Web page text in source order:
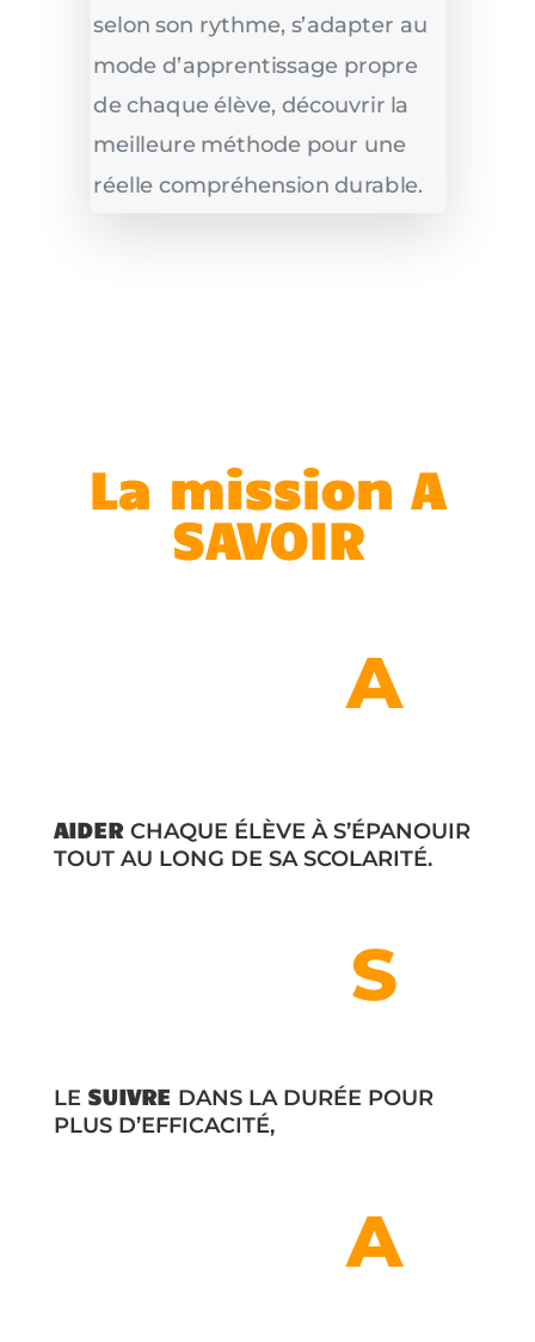
selon son rythme, s’adapter au
mode d’apprentissage propre
de chaque élève, découvrir la
meilleure méthode pour une
réelle compréhension durable.
La mission A
SAVOIR
A
AIDER CHAQUE ÉLÈVE À S’ÉPANOUIR
TOUT AU LONG DE SA SCOLARITÉ.
S
LE SUIVRE DANS LA DURÉE POUR
PLUS D’EFFICACITÉ,
A